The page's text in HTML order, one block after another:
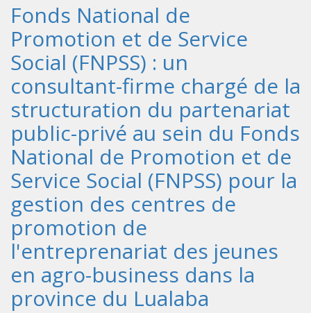
Fonds National de
Promotion et de Service
Social (FNPSS) : un
consultant-firme chargé de la
structuration du partenariat
public-privé au sein du Fonds
National de Promotion et de
Service Social (FNPSS) pour la
gestion des centres de
promotion de
l'entreprenariat des jeunes
en agro-business dans la
province du Lualaba